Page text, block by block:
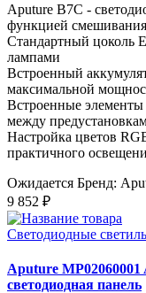
Aputure B7C -
функцией
Стандартный цоколь
лампами
Встроенный
максимальной
Встроенные элементы
между
Настройка цветов
практичного
Ожидается Бренд:
9 852 ₽
Светодиодные
Aputure MP02060001
светодиодная панель